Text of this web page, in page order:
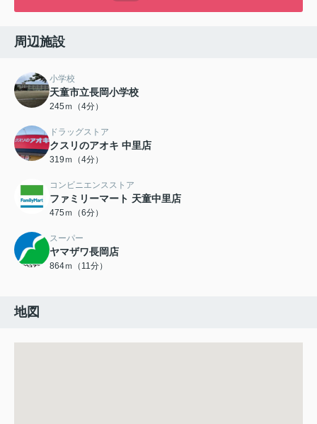
周辺施設
小学校
天童市立長岡小学校
245ｍ（4分）
ドラッグストア
クスリのアオキ 中里店
319ｍ（4分）
コンビニエンスストア
ファミリーマート 天童中里店
475ｍ（6分）
スーパー
ヤマザワ長岡店
864ｍ（11分）
地図